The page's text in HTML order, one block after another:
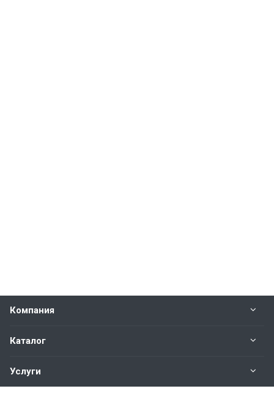
Компания
Каталог
Услуги